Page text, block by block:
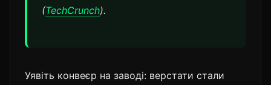
(TechCrunch).
Уявіть конвеєр на заводі: верстати стали